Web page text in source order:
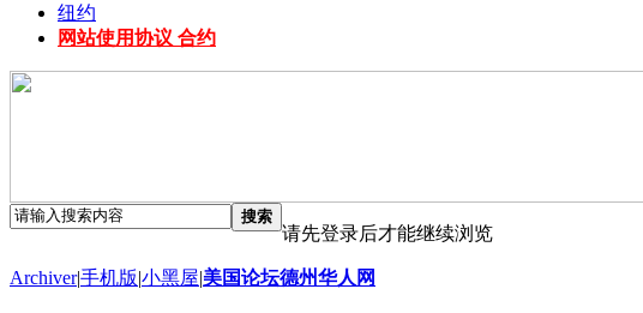
纽约
网站使用协议 合约
搜索
请先登录后才能继续浏览
Archiver|手机版|小黑屋|美国论坛德州华人网